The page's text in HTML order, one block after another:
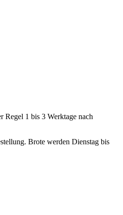
Regel 1 bis 3 Werktage nach
Brote werden Dienstag bis